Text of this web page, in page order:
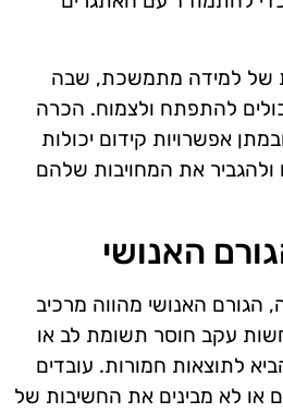
של למידה מתמשכת, שבה
להתפתח ולצמוח. הכרה
אפשרויות קידום יכולות
את המחויבות שלהם
האנושי
האנושי מהווה מרכיב
עקב חוסר תשומת לב או
לתוצאות חמורות. עובדים
או לא מבינים את החשיבות של